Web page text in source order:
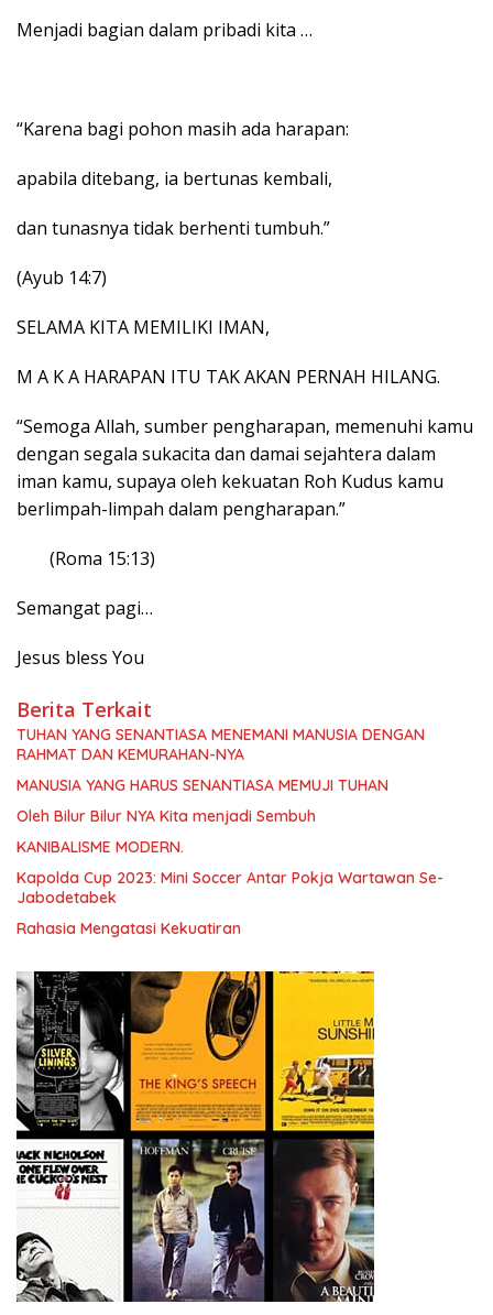
Menjadi bagian dalam pribadi kita …
“Karena bagi pohon masih ada harapan:
apabila ditebang, ia bertunas kembali,
dan tunasnya tidak berhenti tumbuh.”
(Ayub 14:7)
SELAMA KITA MEMILIKI IMAN,
M A K A HARAPAN ITU TAK AKAN PERNAH HILANG.
“Semoga Allah, sumber pengharapan, memenuhi kamu
dengan segala sukacita dan damai sejahtera dalam
iman kamu, supaya oleh kekuatan Roh Kudus kamu
berlimpah-limpah dalam pengharapan.”
(Roma 15:13‎​)
Semangat pagi…
Jesus bless You
Berita Terkait
TUHAN YANG SENANTIASA MENEMANI MANUSIA DENGAN
RAHMAT DAN KEMURAHAN-NYA
MANUSIA YANG HARUS SENANTIASA MEMUJI TUHAN
Oleh Bilur Bilur NYA Kita menjadi Sembuh
KANIBALISME MODERN.
Kapolda Cup 2023: Mini Soccer Antar Pokja Wartawan Se-
Jabodetabek
Rahasia Mengatasi Kekuatiran